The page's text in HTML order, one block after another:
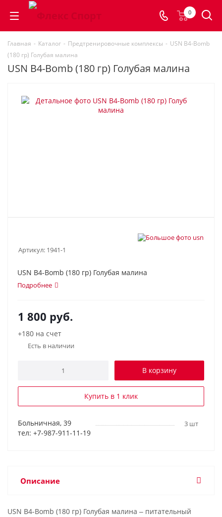
0
Главная - Каталог - Предтренировочные комплексы - USN B4-Bomb
(180 гр) Голубая малина
USN B4-Bomb (180 гр) Голубая малина
Артикул: 1941-1
USN B4-Bomb (180 гр) Голубая малина
Подробнее
1 800 руб.
+180 на счет
Есть в наличии
В корзину
Купить в 1 клик
Больничная, 39
тел: +7-987-911-11-19
3 шт
Описание
USN B4-Bomb (180 гр) Голубая малина ‒ питательный